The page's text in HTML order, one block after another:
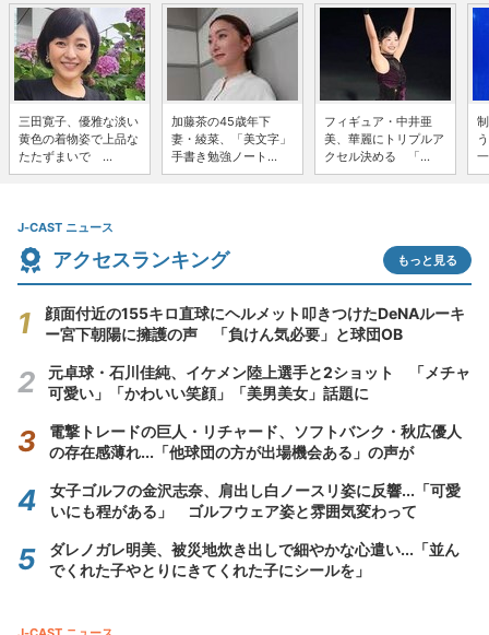
三田寛子、優雅な淡い
黄色の着物姿で上品な
たたずまいで ...
加藤茶の45歳年下
妻・綾菜、「美文字」
手書き勉強ノート...
フィギュア・中井亜
美、華麗にトリプルア
クセル決める 「...
J-CAST ニュース
アクセスランキング もっと見る
顔面付近の155キロ直球にヘルメット叩きつけたDeNAルーキ
ー宮下朝陽に擁護の声 「負けん気必要」と球団OB
元卓球・石川佳純、イケメン陸上選手と2ショット 「メチャ
可愛い」「かわいい笑顔」「美男美女」話題に
電撃トレードの巨人・リチャード、ソフトバンク・秋広優人
の存在感薄れ...「他球団の方が出場機会ある」の声が
女子ゴルフの金沢志奈、肩出し白ノースリ姿に反響...「可愛
いにも程がある」 ゴルフウェア姿と雰囲気変わって
ダレノガレ明美、被災地炊き出しで細やかな心遣い...「並ん
でくれた子やとりにきてくれた子にシールを」